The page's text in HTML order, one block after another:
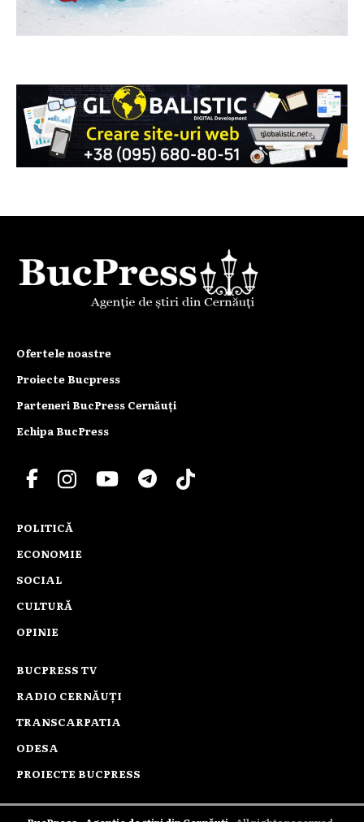
Ofertele noastre
Proiecte Bucpress
Parteneri BucPress Cernăuți
Echipa BucPress
POLITICĂ
ECONOMIE
SOCIAL
CULTURĂ
OPINIE
BUCPRESS TV
RADIO CERNĂUȚI
TRANSCARPATIA
ODESA
PROIECTE BUCPRESS